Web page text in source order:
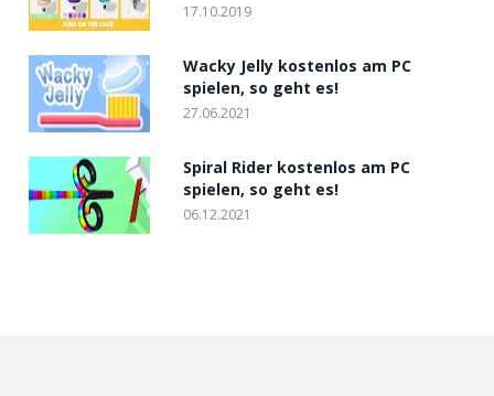
17.10.2019
Wacky Jelly kostenlos am PC
spielen, so geht es!
27.06.2021
Spiral Rider kostenlos am PC
spielen, so geht es!
06.12.2021